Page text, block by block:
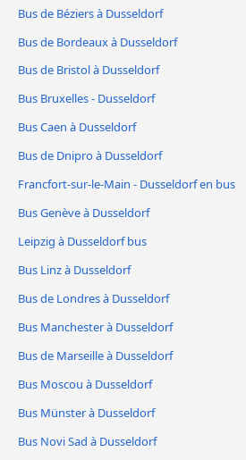
Bus de Béziers à Dusseldorf
Bus de Bordeaux à Dusseldorf
Bus de Bristol à Dusseldorf
Bus Bruxelles - Dusseldorf
Bus Caen à Dusseldorf
Bus de Dnipro à Dusseldorf
Francfort-sur-le-Main - Dusseldorf en bus
Bus Genève à Dusseldorf
Leipzig à Dusseldorf bus
Bus Linz à Dusseldorf
Bus de Londres à Dusseldorf
Bus Manchester à Dusseldorf
Bus de Marseille à Dusseldorf
Bus Moscou à Dusseldorf
Bus Münster à Dusseldorf
Bus Novi Sad à Dusseldorf